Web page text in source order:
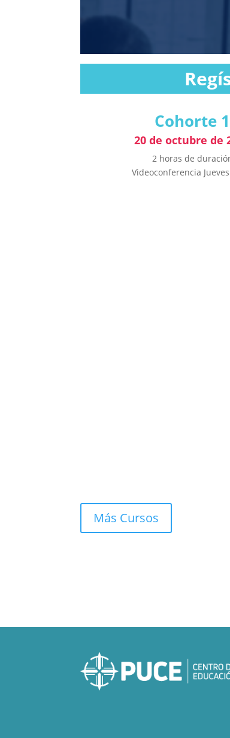
Cohorte 1
20 de octubre de
2 horas de
Videoconferencia
Más Cursos